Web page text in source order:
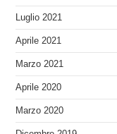
Luglio 2021
Aprile 2021
Marzo 2021
Aprile 2020
Marzo 2020